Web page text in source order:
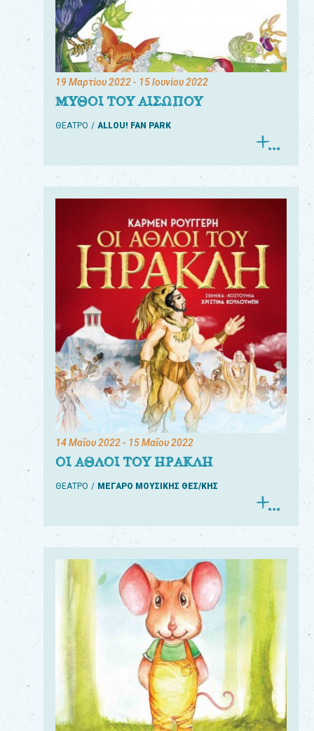
19 Μαρτίου 2022- 15 Ιουνίου 2022
ΜΥΘΟΙ ΤΟΥ ΑΙΣΩΠΟΥ
ΘΕΑΤΡΟ ALLOU! FAN PARK
14 Μαΐου 2022- 15 Μαΐου 2022
ΟΙ ΑΘΛΟΙ ΤΟΥ ΗΡΑΚΛΗ
ΘΕΑΤΡΟ ΜΕΓΑΡΟ ΜΟΥΣΙΚΗΣ ΘΕΣ/ΚΗΣ